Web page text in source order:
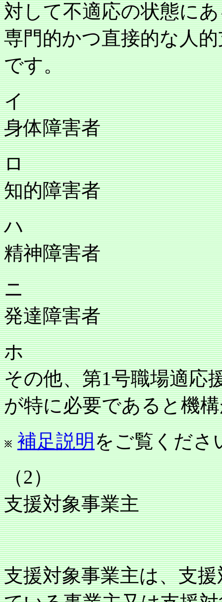
対して不適応の状態に
専門的かつ直接的な人
です。
イ
身体障害者
ロ
知的障害者
ハ
精神障害者
ニ
発達障害者
ホ
その他、第1号職場適応
が特に必要であると機
補足説明をご覧くださ
（2）
支援対象事業主
支援対象事業主は、支